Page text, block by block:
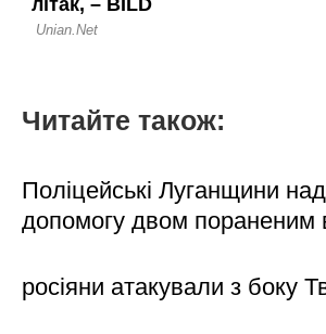
Читайте також:
Поліцейські Луганщини
допомогу двом пораненим
росіяни атакували з боку